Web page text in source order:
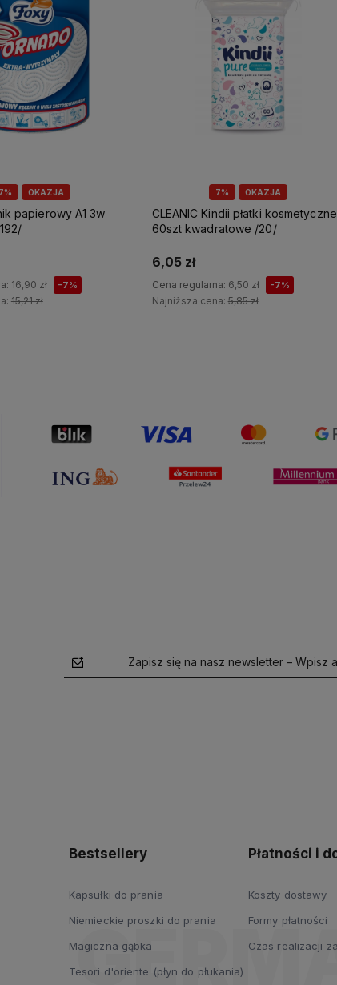
7% OKAZJA
16,90 zł -7%
15,21 zł
7% OKAZJA
CLEANIC Kindii płatki kosmetyczne
60szt kwadratowe /20/
6,05 zł
Cena regularna: 6,50 zł -7%
Najniższa cena:5,85 zł
Zapisz się na nasz newsletter – Wpisz
Bestsellery
Kapsułki do prania
Niemieckie proszki do prania
Magiczna gąbka
Tesori d'oriente (płyn do płukania)
Płatności i
Koszty dostawy
Formy płatności
Czas realizacji